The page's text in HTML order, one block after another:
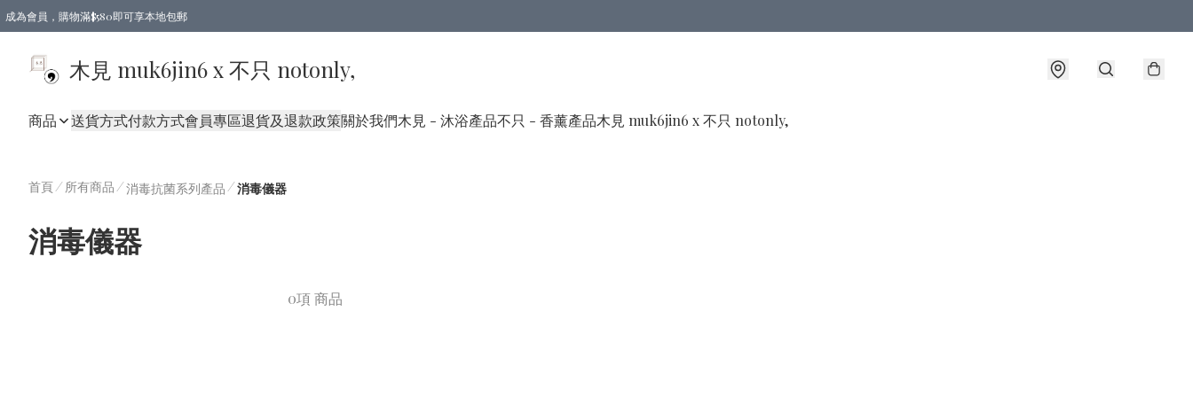
成為會員，購物滿$580即可享本地包郵
木見 muk6jin6 x 不只 notonly,
商品 送貨方式付款方式會員專區退貨及退款政策關於我們木見 - 沐浴產品不只 - 香薰產品木見 muk6jin6 x 不只 notonly,
首頁/ 所有商品 /消毒抗菌系列產品 /消毒儀器
消毒儀器
0項 商品